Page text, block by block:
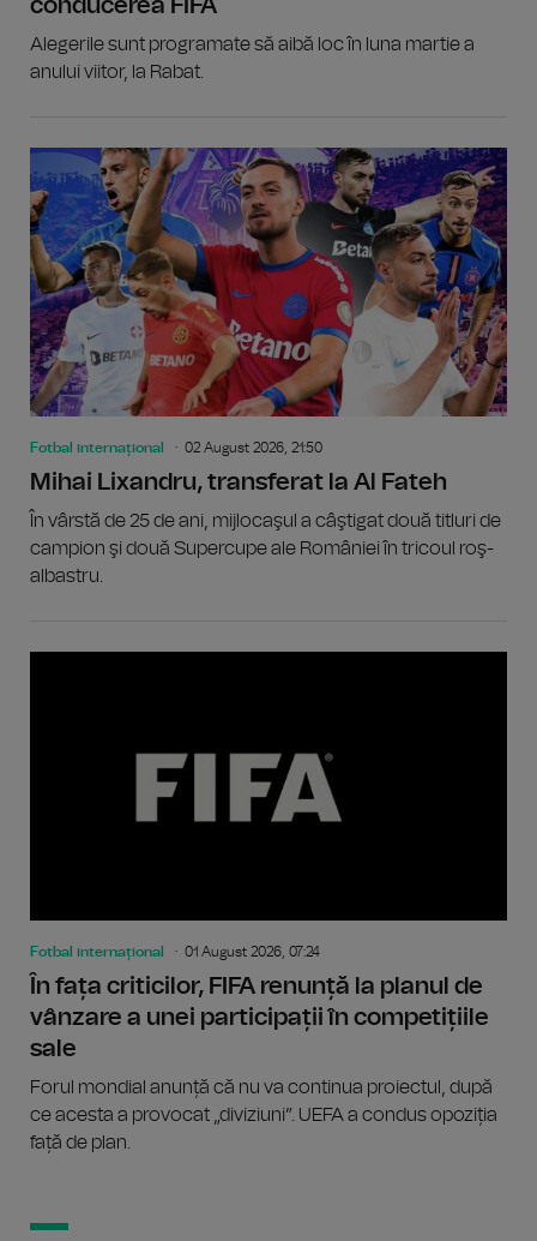
conducerea FIFA
Alegerile sunt programate să aibă loc în luna martie a
anului viitor, la Rabat.
Fotbal internațional 02 August 2026, 21:50
Mihai Lixandru, transferat la Al Fateh
În vârstă de 25 de ani, mijlocaşul a câştigat două titluri de
campion şi două Supercupe ale României în tricoul roş-
albastru.
Fotbal internațional 01 August 2026, 07:24
În fața criticilor, FIFA renunță la planul de
vânzare a unei participații în competițiile
sale
Forul mondial anunță că nu va continua proiectul, după
ce acesta a provocat „diviziuni”. UEFA a condus opoziția
față de plan.